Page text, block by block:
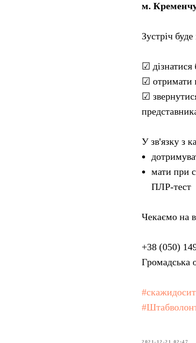
м.
Зустріч
☑ дізнатися
☑ отримати
☑
У зв'язку з
мати при
ПЛР-тест
Чекаємо на
+38 (050)
Громадська
2021-12-21 02:47